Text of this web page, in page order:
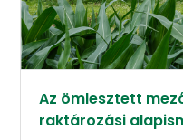
Az ömlesztett
raktározási